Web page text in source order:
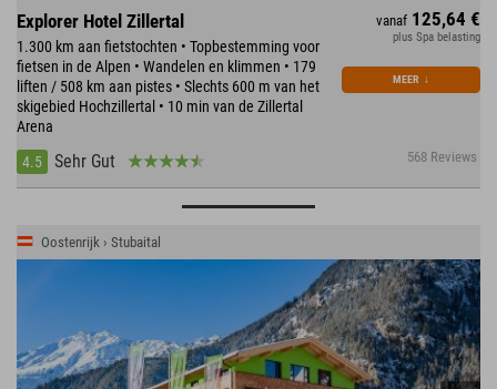
Explorer Hotel Zillertal
1.300 km aan fietstochten • Topbestemming voor
fietsen in de Alpen • Wandelen en klimmen • 179
liften / 508 km aan pistes • Slechts 600 m van het
skigebied Hochzillertal • 10 min van de Zillertal
Arena
4.5
Sehr Gut 568 Reviews
vanaf 125,64 €
plus Spa belasting
MEER ↓
Oostenrijk › Stubaital